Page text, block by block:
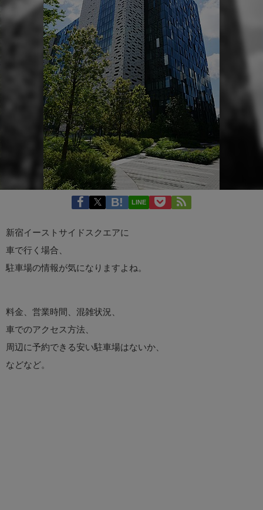
LINE
新宿イーストサイドスクエアに
車で行く場合、
駐車場の情報が気になりますよね。
料金、営業時間、混雑状況、
車でのアクセス方法、
周辺に予約できる安い駐車場はないか、
などなど。